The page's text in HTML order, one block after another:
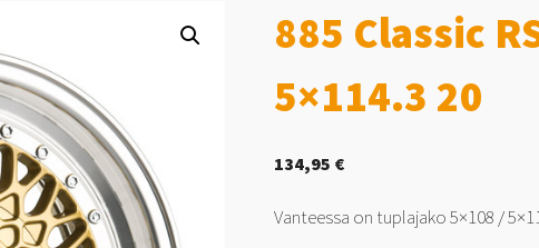
885 Classic
5×114.3 20
134,95 €
Vanteessa on tuplajako 5×108 /